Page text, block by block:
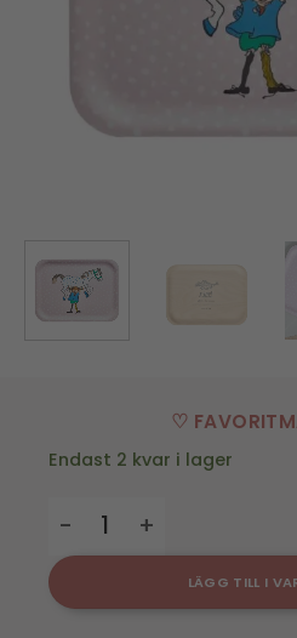
♡
Endast 2 kvar i lager
LÄGG TILL I